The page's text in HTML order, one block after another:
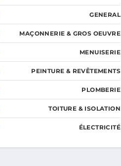
GENERAL
MAÇONNERIE & GROS OEUVRE
MENUISERIE
PEINTURE & REVÊTEMENTS
PLOMBERIE
TOITURE & ISOLATION
ÉLECTRICITÉ